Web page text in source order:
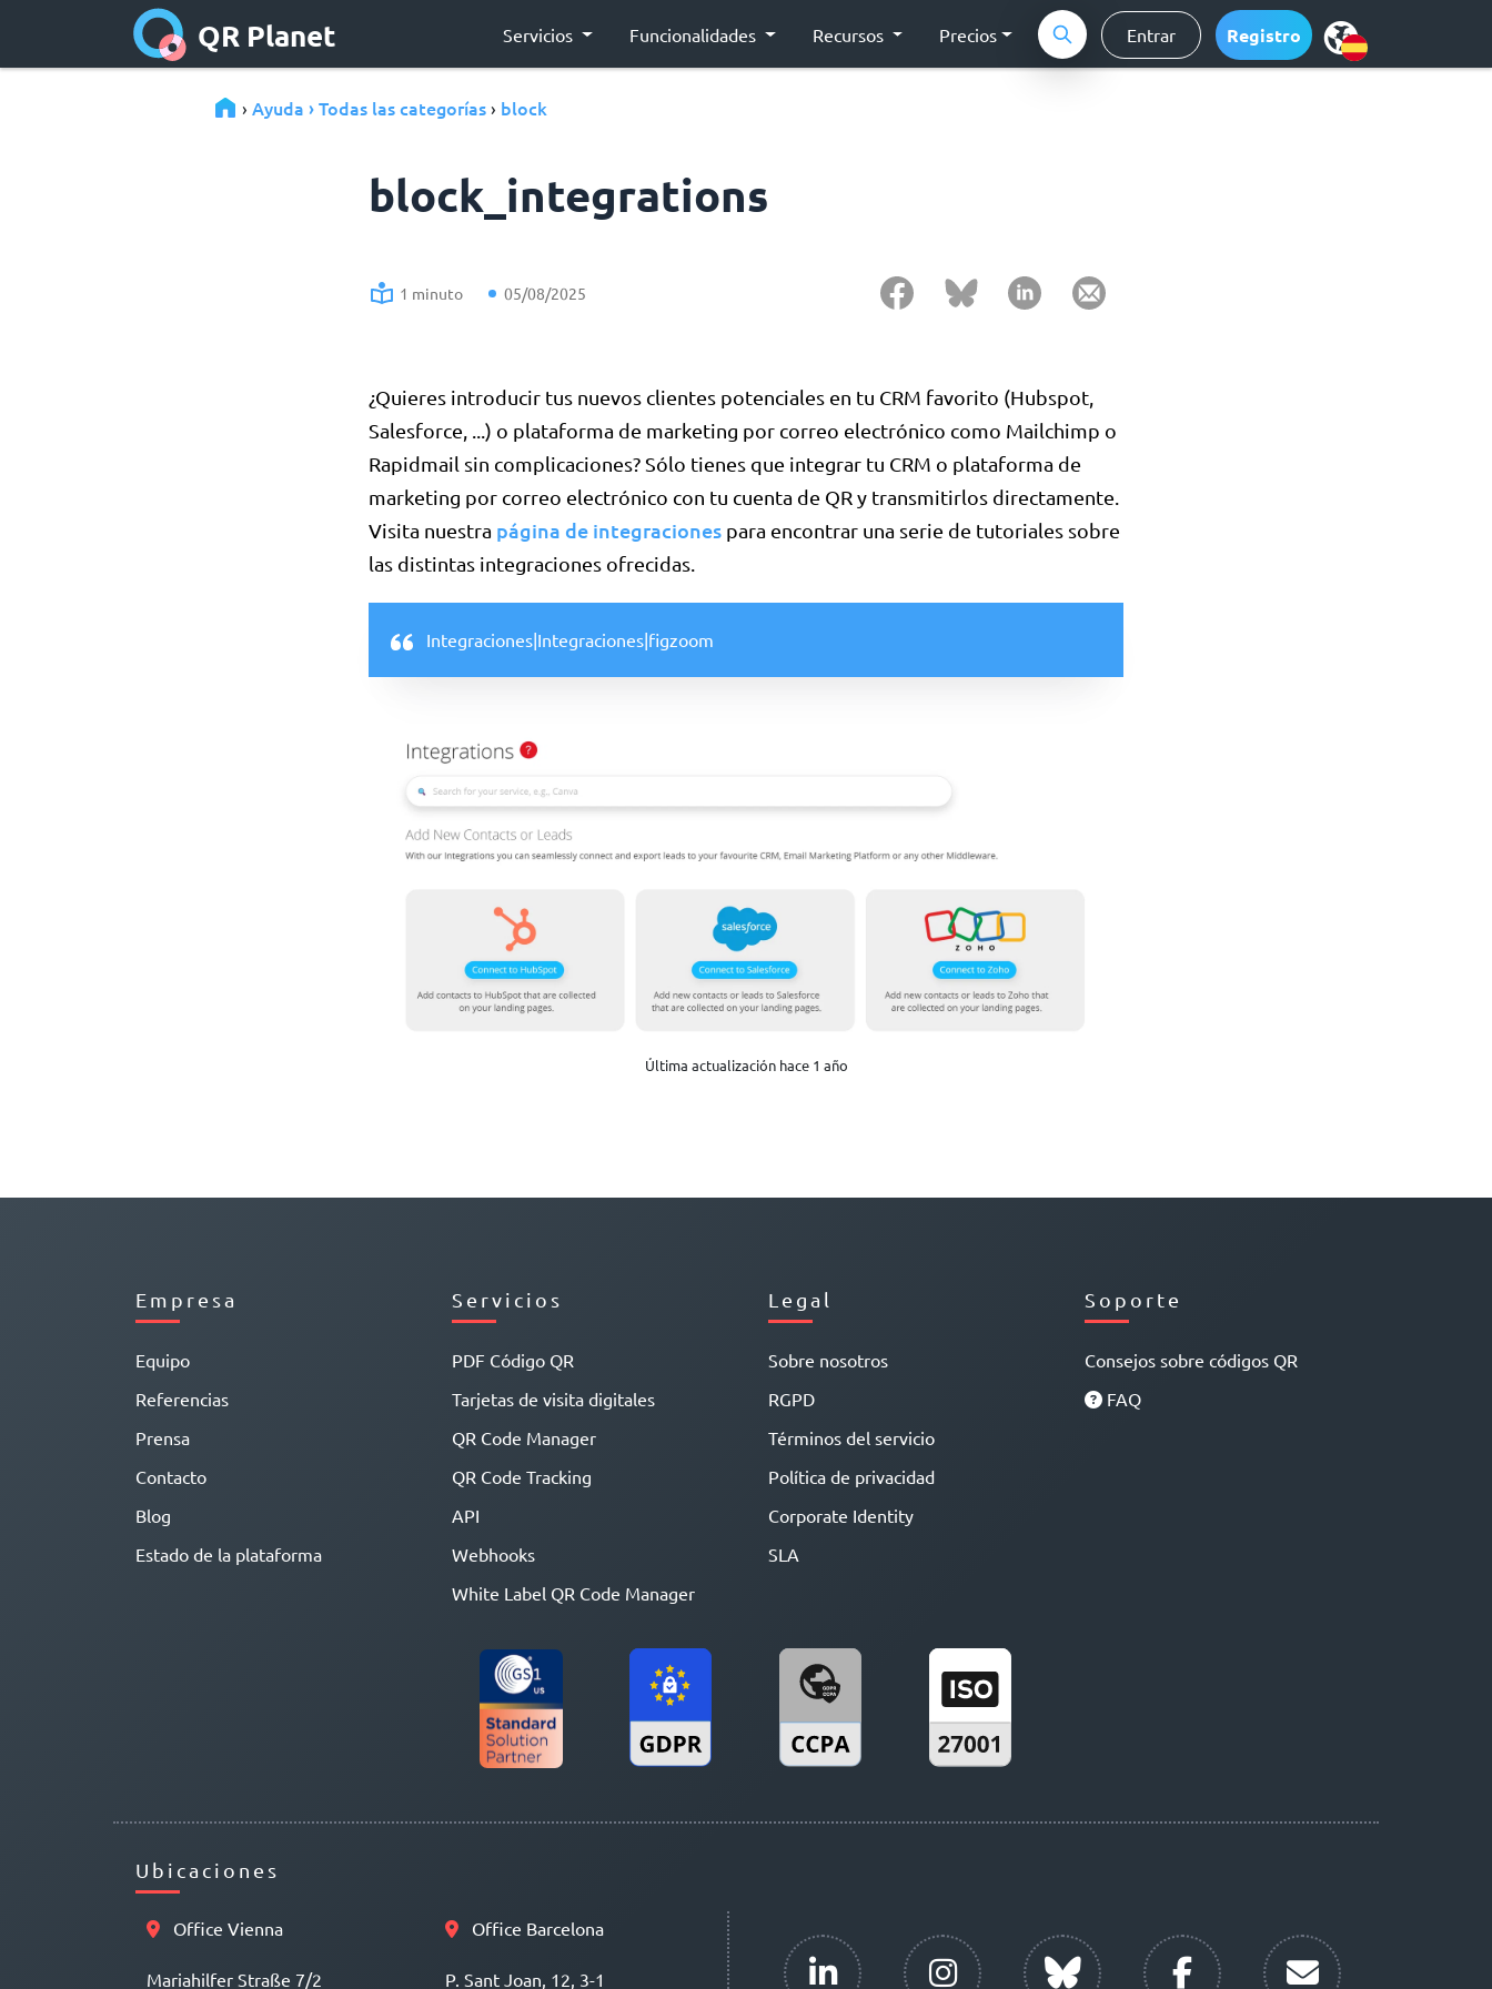
QR Planet Servicios Funcionalidades Recursos Precios Entrar Registro
› Ayuda › Todas las categorías › block
block_integrations
1 minuto 05/08/2025
¿Quieres introducir tus nuevos clientes potenciales en tu CRM favorito (Hubspot,
Salesforce, ...) o plataforma de marketing por correo electrónico como Mailchimp o
Rapidmail sin complicaciones? Sólo tienes que integrar tu CRM o plataforma de
marketing por correo electrónico con tu cuenta de QR y transmitirlos directamente.
Visita nuestra página de integraciones para encontrar una serie de tutoriales sobre
las distintas integraciones ofrecidas.
Integraciones|Integraciones|figzoom
Última actualización hace 1 año
Empresa
Equipo
Referencias
Prensa
Contacto
Blog
Estado de la plataforma
Servicios
PDF Código QR
Tarjetas de visita digitales
QR Code Manager
QR Code Tracking
API
Webhooks
White Label QR Code Manager
Legal
Sobre nosotros
RGPD
Términos del servicio
Política de privacidad
Corporate Identity
SLA
Soporte
Consejos sobre códigos QR
FAQ
Ubicaciones
Office Vienna
Mariahilfer Straße 7/2
Office Barcelona
P. Sant Joan, 12, 3-1